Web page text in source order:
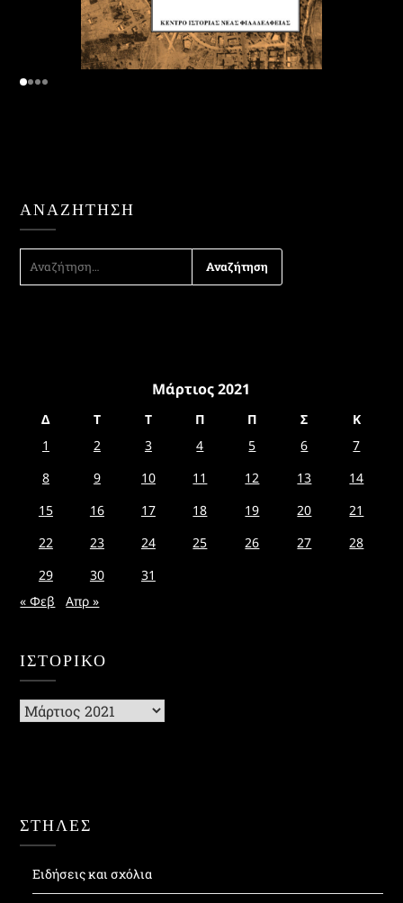
ΑΝΑΖΉΤΗΣΗ
ΑΝΑΖΉΤΗΣΗ
ΓΙΑ:
Μάρτιος 2021
Δ Τ Τ Π Π Σ
Κ
1
2 3 4 5 6
7
8
9 10 11 12 13
14
15
16 17 18 19 20
21
22
23 24 25 26 27
28
29
30
31
« Φεβ
Απρ »
ΙΣΤΟΡΙΚΌ
Ιστορικό
ΣΤΗΛΕΣ
Ειδήσεις και σχόλια